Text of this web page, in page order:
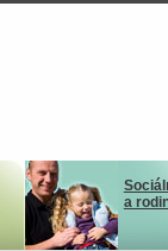
a